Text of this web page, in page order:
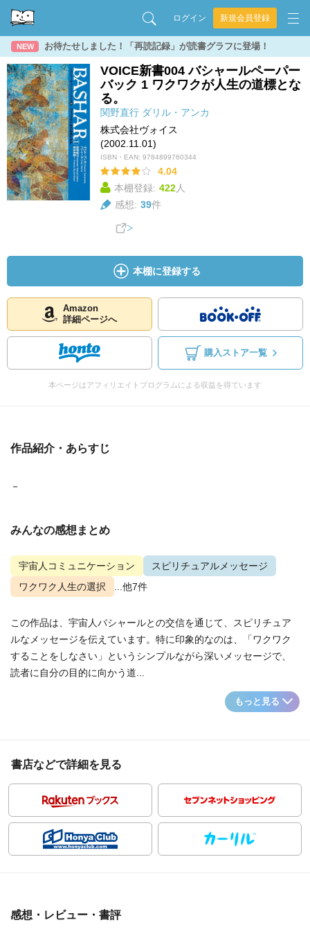
ログイン 新規会員登録
NEW お待たせしました！「再読記録」が読書グラフに登場！
VOICE新書004 バシャールペーパー
バック 1 ワクワクが人生の道標とな
る。
関野直行 ダリル・アンカ
株式会社ヴォイス
(2002.11.01)
ISBN・EAN: 9784899760344
4.04
本棚登録: 422人
感想: 39件
本棚に登録する
Amazon
詳細ページへ
購入ストア一覧
本ページはアフィリエイトプログラムによる収益を得ています
作品紹介・あらすじ
－
みんなの感想まとめ
宇宙人コミュニケーション
スピリチュアルメッセージ
ワクワク人生の選択
...他7件
この作品は、宇宙人バシャールとの交信を通じて、スピリチュア
ルなメッセージを伝えています。特に印象的なのは、「ワクワク
することをしなさい」というシンプルながら深いメッセージで、
読者に自分の目的に向かう道...
もっと見る
書店などで詳細を見る
感想・レビュー・書評